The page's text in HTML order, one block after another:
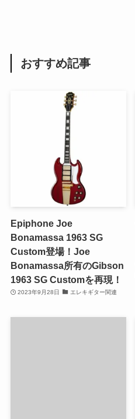
おすすめ記事
Epiphone Joe
Bonamassa 1963 SG
Custom登場！Joe
Bonamassa所有のGibson
1963 SG Customを再現！
2023年9月28日 エレキギター関連